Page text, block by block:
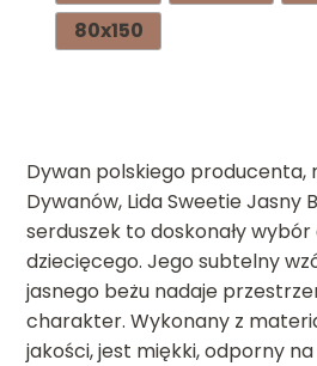
80x150
Dywan polskiego producenta,
Dywanów, Lida Sweetie Jasny
serduszek to doskonały
dziecięcego. Jego subtelny
jasnego beżu nadaje
charakter. Wykonany z
jakości, jest miękki, odporny